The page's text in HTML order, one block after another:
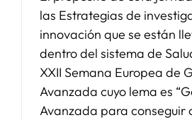
las Estrategias de
innovación que se están
dentro del sistema de
XXII Semana Europea de
Avanzada cuyo lema es
Avanzada para conseguir